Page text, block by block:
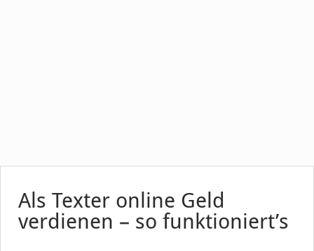
Als Texter online Geld
verdienen – so funktioniert’s